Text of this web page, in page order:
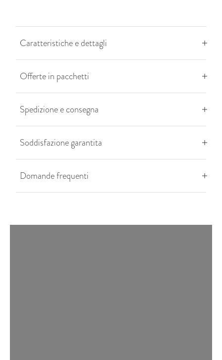
Caratteristiche e dettagli
Offerte in pacchetti
Spedizione e consegna
Soddisfazione garantita
Domande frequenti